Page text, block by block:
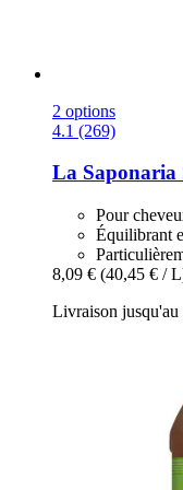
2 options
4.1 (269)
La Saponaria
Pour
Équilibrant
8,09 € (40,45 € /
Livraison jusqu'au